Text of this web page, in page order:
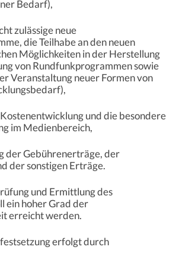
Bedarf),
zulässige neue
die Teilhabe an den neuen
Möglichkeiten in der Herstellung
von Rundfunkprogrammen sowie
Veranstaltung neuer Formen von
und die besondere
im Medienbereich,
der Gebührenerträge, der
der sonstigen Erträge.
und Ermittlung des
ein hoher Grad der
erreicht werden.
erfolgt durch